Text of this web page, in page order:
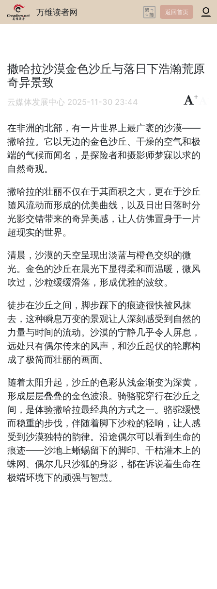
万维读者网 返回首页
撒哈拉沙漠金色沙丘与落日下浩瀚荒原
奇异景致
云媒体发展中心 2025-11-30 23:44
+
在非洲的北部，有一片世界上最广袤的沙漠——
撒哈拉。它以无边的金色沙丘、干燥的空气和极
端的气候而闻名，是探险者和摄影师梦寐以求的
自然奇观。
撒哈拉的壮丽不仅在于其面积之大，更在于沙丘
随风流动而形成的优美曲线，以及日出日落时分
光影交错带来的奇异美感，让人仿佛置身于一片
超现实的世界。
清晨，沙漠的天空呈现出淡蓝与橙色交织的微
光。金色的沙丘在晨光下显得柔和而温暖，微风
吹过，沙粒缓缓滑落，形成优雅的波纹。
徒步在沙丘之间，脚步踩下的痕迹很快被风抹
去，这种瞬息万变的景观让人深刻感受到自然的
力量与时间的流动。沙漠的宁静几乎令人屏息，
远处只有偶尔传来的风声，和沙丘起伏的轮廓构
成了极简而壮丽的画面。
随着太阳升起，沙丘的色彩从浅金渐变为深黄，
形成层层叠叠的金色波浪。骑骆驼穿行在沙丘之
间，是体验撒哈拉最经典的方式之一。骆驼缓慢
而稳重的步伐，伴随着脚下沙粒的轻响，让人感
受到沙漠独特的韵律。沿途偶尔可以看到生命的
痕迹——沙地上蜥蜴留下的脚印、干枯灌木上的
蛛网、偶尔几只沙狐的身影，都在诉说着生命在
极端环境下的顽强与智慧。